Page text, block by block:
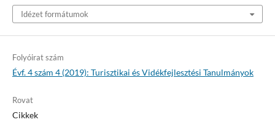
Idézet formátumok
Folyóirat szám
Évf. 4 szám 4 (2019): Turisztikai és Vidékfejlesztési Tanulmányok
Rovat
Cikkek